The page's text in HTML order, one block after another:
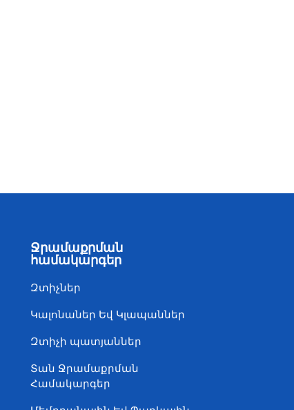
Ջրամաքրման
համակարգեր
Զտիչներ
Կալոնաներ Եվ Կլապաններ
Զտիչի պատյաններ
Տան Ջրամաքրման
Համակարգեր